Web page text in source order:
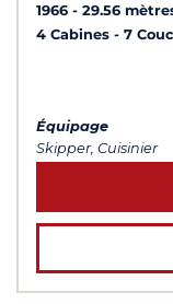
1966
29.56
4 Cabines
7
Équipage
Skipper, Cuisinier